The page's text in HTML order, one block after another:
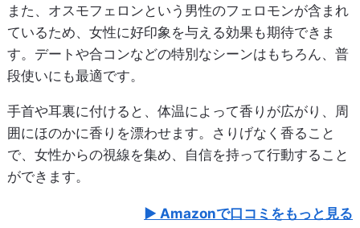
また、オスモフェロンという男性のフェロモンが含まれ
ているため、女性に好印象を与える効果も期待できま
す。デートや合コンなどの特別なシーンはもちろん、普
段使いにも最適です。
手首や耳裏に付けると、体温によって香りが広がり、周
囲にほのかに香りを漂わせます。さりげなく香ること
で、女性からの視線を集め、自信を持って行動すること
ができます。
Amazonで口コミをもっと見る